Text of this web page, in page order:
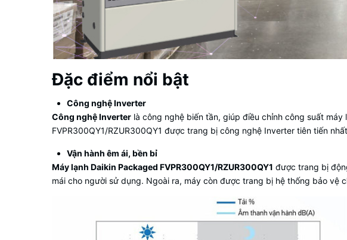
Đặc điểm nổi bật
Công nghệ Inverter
Công nghệ Inverter là công nghệ biến tần, giúp điều chỉnh công suất
FVPR300QY1/RZUR300QY1 được trang bị công nghệ Inverter tiên tiến
Vận hành êm ái, bền bỉ
Máy lạnh Daikin Packaged FVPR300QY1/RZUR300QY1 được trang bị
mái cho người sử dụng. Ngoài ra, máy còn được trang bị hệ thống bảo vệ